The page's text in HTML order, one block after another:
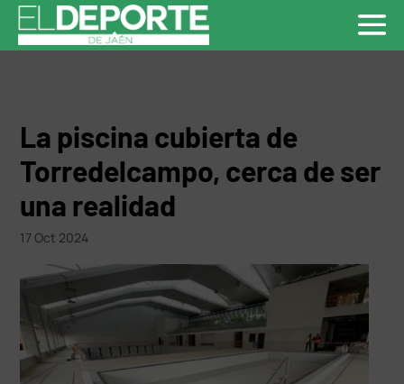
La piscina cubierta de
Torredelcampo, cerca de ser
una realidad
17 Oct 2024